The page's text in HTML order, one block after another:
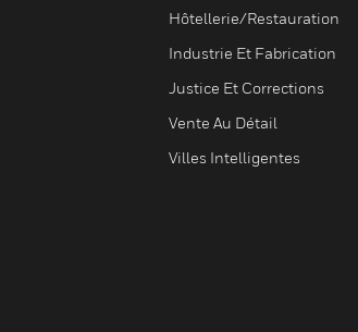
Hôtellerie/Restauration
Industrie Et Fabrication
Justice Et Corrections
Vente Au Détail
Villes Intelligentes